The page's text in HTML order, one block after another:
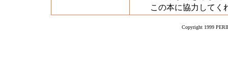
この本に協力してく
Copyright 1999